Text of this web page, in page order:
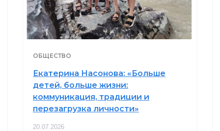
ОБЩЕСТВО
Екатерина Насонова: «Больше
детей, больше жизни:
коммуникация, традиции и
перезагрузка личности»
20.07.2026